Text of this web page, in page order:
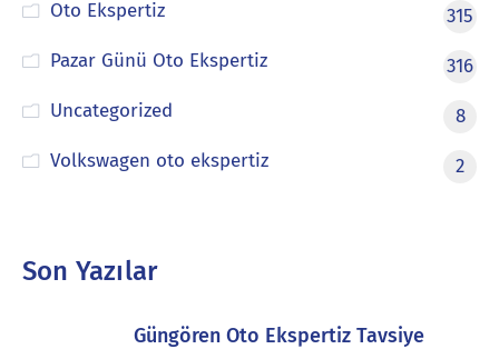
Oto Ekspertiz
315
Pazar Günü Oto Ekspertiz
316
Uncategorized
8
Volkswagen oto ekspertiz
2
Son Yazılar
Güngören Oto Ekspertiz Tavsiye